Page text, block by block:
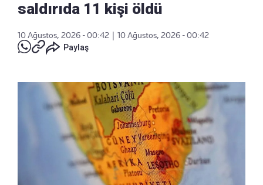
saldırıda 11 kişi öldü
10 Ağustos, 2026 - 00:42
10 Ağustos, 2026 - 00:42
Paylaş